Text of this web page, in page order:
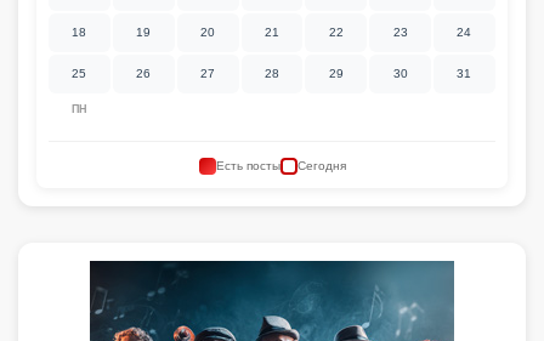
ПН
18 19 20 21 22 23 24
25 26 27 28 29 30 31
Есть посты Сегодня